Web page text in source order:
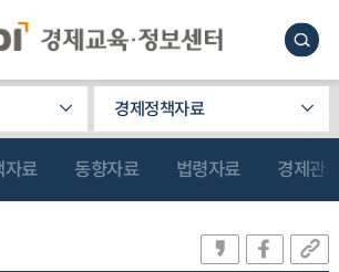
경제정책자료
자료 동향자료 법령자료 경제관